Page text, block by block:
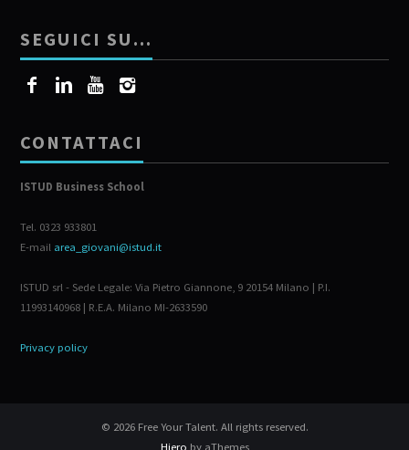
SEGUICI SU…
CONTATTACI
ISTUD Business School
Tel. 0323 933801
E-mail area_giovani@istud.it
ISTUD srl - Sede Legale: Via Pietro Giannone, 9 20154 Milano | P.I.
11993140968 | R.E.A. Milano MI-2633590
Privacy policy
© 2026 Free Your Talent. All rights reserved.
Hiero by aThemes